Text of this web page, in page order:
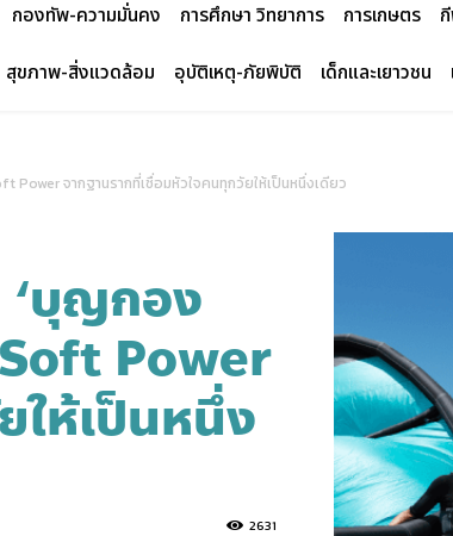
กองทัพ-ความมั่นคง การศึกษา วิทยาการ การเกษตร
สุขภาพ-สิ่งแวดล้อม อุบัติเหตุ-ภัยพิบัติ เด็กและเยาวชน
จากฐานรากที่เชื่อมหัวใจคนทุกวัยให้เป็นหนึ่งเดียว
‘บุญกอง
Power
ให้เป็นหนึ่ง
2631